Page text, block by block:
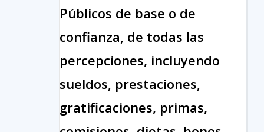
Públicos de base o de
confianza, de todas las
percepciones, incluyendo
sueldos, prestaciones,
gratificaciones, primas,